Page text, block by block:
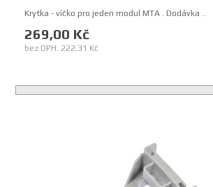
Krytka - víčko pro jeden modul MTA . Dodávka ..
269,00 Kč
bez DPH: 222,31 Kč